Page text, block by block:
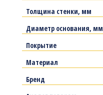
Толщина стенки, мм
Диаметр основания, мм
Покрытие
Материал
Бренд